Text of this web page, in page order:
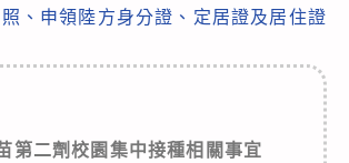
、申領陸方身分證、定居證及居住證
第二劑校園集中接種相關事宜